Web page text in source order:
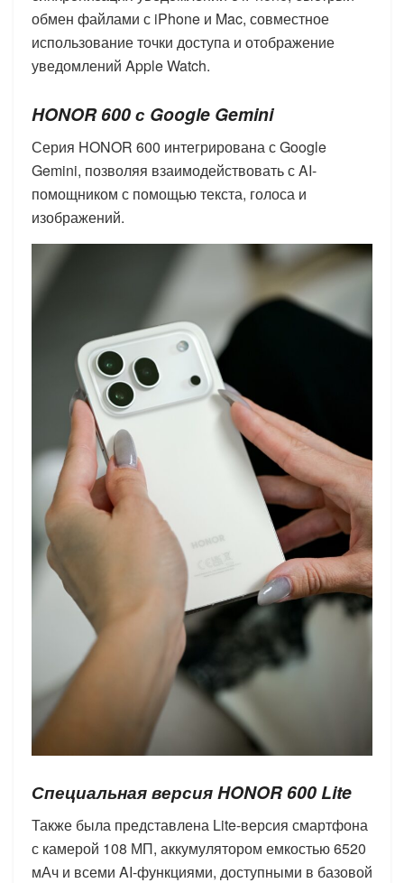
обмен файлами с iPhone и Mac, совместное
использование точки доступа и отображение
уведомлений Apple Watch.
HONOR600 с Google Gemini
Серия HONOR 600 интегрирована с Google
Gemini, позволяя взаимодействовать с AI-
помощником с помощью текста, голоса и
изображений.
Специальная версияHONOR600Lite
Также была представлена Lite-версия смартфона
с камерой 108 МП, аккумулятором емкостью 6520
мАч и всеми AI-функциями, доступными в базовой